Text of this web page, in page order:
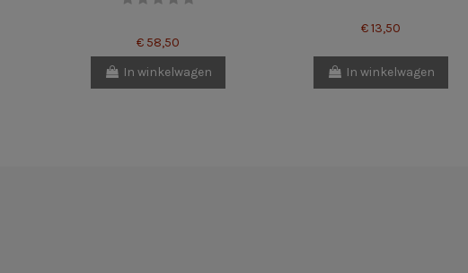
€ 58,50
In winkelwagen
€ 13,50
In winkelwagen